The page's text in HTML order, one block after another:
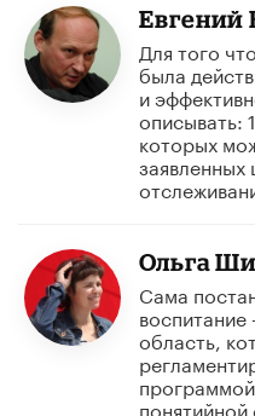
Евгений
Для того
была
и
описывать:
которых
заявленных
Ольга
Сама
воспитание
область,